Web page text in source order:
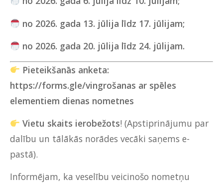
no 2026. gada 13. jūlija līdz 17. jūlijam;
no 2026. gada 20. jūlija līdz 24. jūlijam.
Pieteikšanās anketa:
https://forms.gle/vingrošanas ar spēles
elementiem dienas nometnes
Vietu skaits ierobežots! (Apstiprinājumu par
dalību un tālākās norādes vecāki saņems e-
pastā).
Informējam, ka veselību veicinošo nometņu